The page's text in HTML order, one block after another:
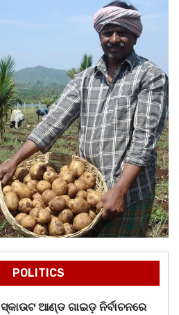
POLITICS
ସ୍କାଉଟ ଆଣ୍ଡ ଗାଇଡ଼ ନିର୍ବାଚନରେ